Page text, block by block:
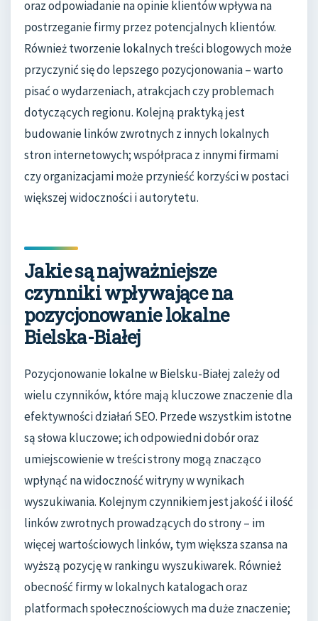
oraz odpowiadanie na opinie klientów wpływa na
postrzeganie firmy przez potencjalnych klientów.
Również tworzenie lokalnych treści blogowych może
przyczynić się do lepszego pozycjonowania – warto
pisać o wydarzeniach, atrakcjach czy problemach
dotyczących regionu. Kolejną praktyką jest
budowanie linków zwrotnych z innych lokalnych
stron internetowych; współpraca z innymi firmami
czy organizacjami może przynieść korzyści w postaci
większej widoczności i autorytetu.
Jakie są najważniejsze
czynniki wpływające na
pozycjonowanie lokalne
Bielska-Białej
Pozycjonowanie lokalne w Bielsku-Białej zależy od
wielu czynników, które mają kluczowe znaczenie dla
efektywności działań SEO. Przede wszystkim istotne
są słowa kluczowe; ich odpowiedni dobór oraz
umiejscowienie w treści strony mogą znacząco
wpłynąć na widoczność witryny w wynikach
wyszukiwania. Kolejnym czynnikiem jest jakość i ilość
linków zwrotnych prowadzących do strony – im
więcej wartościowych linków, tym większa szansa na
wyższą pozycję w rankingu wyszukiwarek. Również
obecność firmy w lokalnych katalogach oraz
platformach społecznościowych ma duże znaczenie;